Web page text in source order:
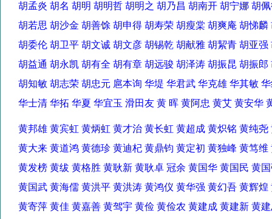
胡孟炎 胡名 胡明 胡明哲 胡明之 胡乃昌 胡南开 胡宁娜 胡
胡若思 胡沙金 胡善馀 胡申得 胡寿荣 胡瘦棠 胡爽庵 胡悌
胡委伦 胡卫平 胡文诚 胡文彦 胡锡乾 胡献雅 胡絜青 胡亚
胡益通 胡永凯 胡有全 胡有章 胡远骏 胡泽涛 胡振昆 胡振郎
胡知敏 胡志荣 胡忠元 扈本询 华堤 华君武 华克雄 华其敏
华士清 华拓 华夏 华宜玉 滑田友 黄 晖 黄阿忠 黄艾 黄安华
黄邦雄 黄宾虹 黄炳虹 黄才治 黄长虹 黄超成 黄炽铭 黄纯
黄大来 黄道鸿 黄德珍 黄迪杞 黄鼎钧 黄定初 黄独峰 黄笃
黄发榜 黄绂 黄格胜 黄耿新 黄耿卓 冠余 黄国华 黄国民 黄
黄国武 黄海儒 黄洪平 黄洪涛 黄鸿仪 黄华强 黄幻吾 黄辉
黄寄萍 黄佳 黄嘉善 黄驾宇 黄俭 黄俭农 黄建成 黄建新 黄